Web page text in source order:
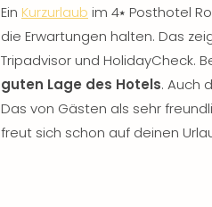
Ein Kurzurlaub im 4⭑ Posthotel
die Erwartungen halten. Das
Tripadvisor und HolidayCheck.
guten Lage des Hotels. Auch
Das von Gästen als sehr
freut sich schon auf deinen